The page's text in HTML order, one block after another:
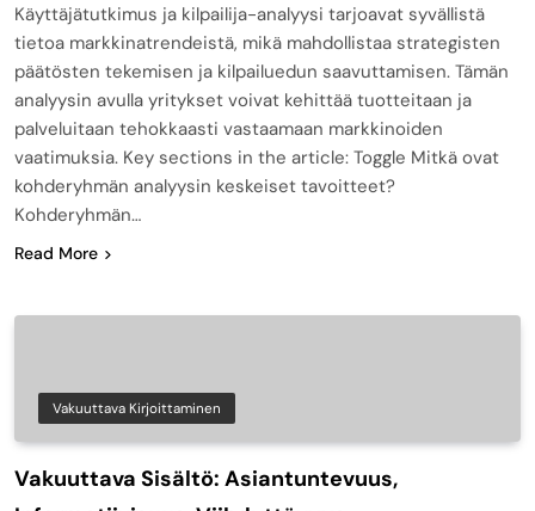
Käyttäjätutkimus ja kilpailija-analyysi tarjoavat syvällistä
tietoa markkinatrendeistä, mikä mahdollistaa strategisten
päätösten tekemisen ja kilpailuedun saavuttamisen. Tämän
analyysin avulla yritykset voivat kehittää tuotteitaan ja
palveluitaan tehokkaasti vastaamaan markkinoiden
vaatimuksia. Key sections in the article: Toggle Mitkä ovat
kohderyhmän analyysin keskeiset tavoitteet?
Kohderyhmän…
Read More
Vakuuttava Kirjoittaminen
Vakuuttava Sisältö: Asiantuntevuus,